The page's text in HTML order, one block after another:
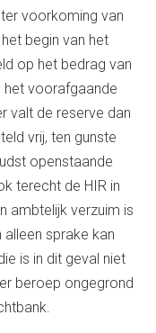
voorkoming van
begin van het
op het bedrag van
het voorafgaande
valt de reserve dan
vrij, ten gunste
openstaande
terecht de HIR in
ambtelijk verzuim is
sprake kan
is in dit geval niet
beroep ongegrond